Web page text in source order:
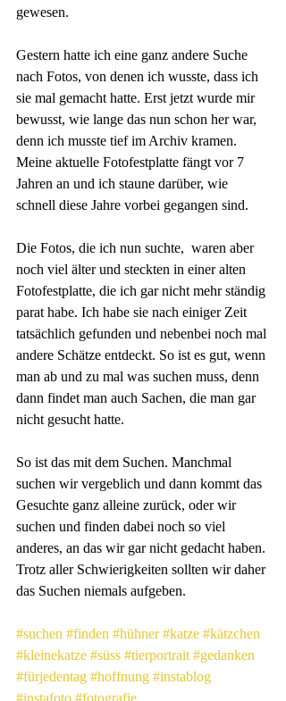
gewesen.
Gestern hatte ich eine ganz andere Suche
nach Fotos, von denen ich wusste, dass ich
sie mal gemacht hatte. Erst jetzt wurde mir
bewusst, wie lange das nun schon her war,
denn ich musste tief im Archiv kramen.
Meine aktuelle Fotofestplatte fängt vor 7
Jahren an und ich staune darüber, wie
schnell diese Jahre vorbei gegangen sind.
Die Fotos, die ich nun suchte,  waren aber
noch viel älter und steckten in einer alten
Fotofestplatte, die ich gar nicht mehr ständig
parat habe. Ich habe sie nach einiger Zeit
tatsächlich gefunden und nebenbei noch mal
andere Schätze entdeckt. So ist es gut, wenn
man ab und zu mal was suchen muss, denn
dann findet man auch Sachen, die man gar
nicht gesucht hatte.
So ist das mit dem Suchen. Manchmal
suchen wir vergeblich und dann kommt das
Gesuchte ganz alleine zurück, oder wir
suchen und finden dabei noch so viel
anderes, an das wir gar nicht gedacht haben.
Trotz aller Schwierigkeiten sollten wir daher
das Suchen niemals aufgeben.
#suchen #finden #hühner #katze #kätzchen
#kleinekatze #süss #tierportrait #gedanken
#fürjedentag #hoffnung #instablog
#instafoto #fotografie